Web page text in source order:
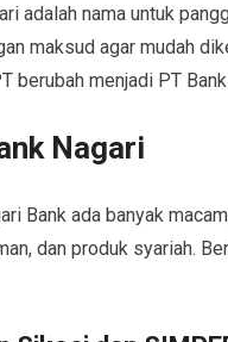
adalah nama untuk
maksud agar mudah
berubah menjadi PT
Nagari
Bank ada banyak
dan produk syariah.